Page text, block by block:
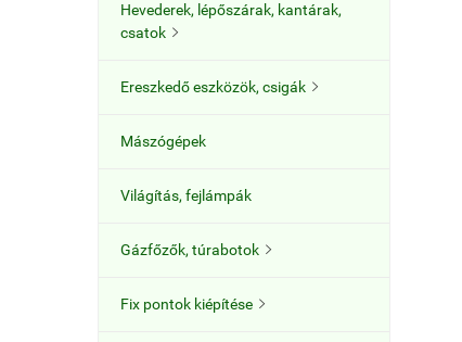
Hevederek, lépőszárak, kantárak,
csatok 
Ereszkedő eszközök, csigák 
Mászógépek
Világítás, fejlámpák
Gázfőzők, túrabotok 
Fix pontok kiépítése 